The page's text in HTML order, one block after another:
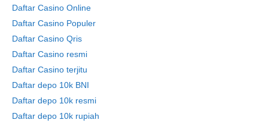
Daftar Casino Online
Daftar Casino Populer
Daftar Casino Qris
Daftar Casino resmi
Daftar Casino terjitu
Daftar depo 10k BNI
Daftar depo 10k resmi
Daftar depo 10k rupiah